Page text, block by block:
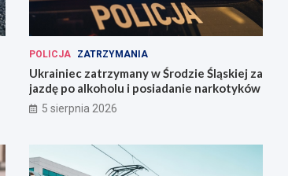
POLICJA ZATRZYMANIA
Ukrainiec zatrzymany w Środzie Śląskiej za
jazdę po alkoholu i posiadanie narkotyków
5 sierpnia 2026